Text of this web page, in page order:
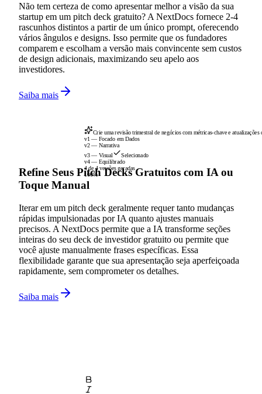
Não tem certeza de como apresentar melhor a visão da sua
startup em um pitch deck gratuito? A NextDocs fornece 2-4
rascunhos distintos a partir de um único prompt, oferecendo
vários ângulos e designs. Isso permite que os fundadores
comparem e escolham a versão mais convincente sem custos
de design adicionais, maximizando seu apelo aos
investidores.
Saiba mais
Crie uma revisão trimestral de negócios com métricas-chave e atualizações
v1 — Focado em Dados
v2 — Narrativa
v3 — Visual
Selecionado
v4 — Equilibrado
4 de 4 versões geradas
100%
Refine Seus Pitch Decks Gratuitos com IA ou
Toque Manual
Iterar em um pitch deck geralmente requer tanto mudanças
rápidas impulsionadas por IA quanto ajustes manuais
precisos. A NextDocs permite que a IA transforme seções
inteiras do seu deck de investidor gratuito ou permite que
você ajuste manualmente frases específicas. Essa
flexibilidade garante que sua apresentação seja aperfeiçoada
rapidamente, sem comprometer os detalhes.
Saiba mais